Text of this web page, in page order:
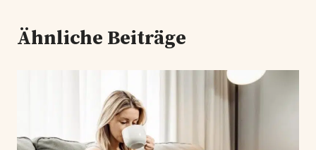
Ähnliche Beiträge